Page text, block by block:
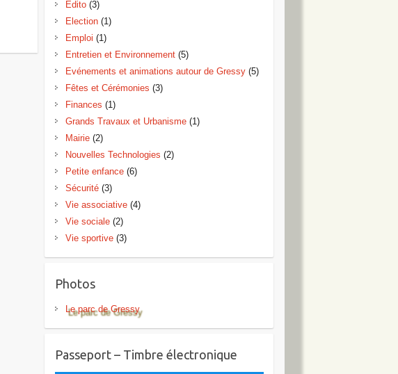
Edito (3)
Election (1)
Emploi (1)
Entretien et Environnement (5)
Evénements et animations autour de Gressy (5)
Fêtes et Cérémonies (3)
Finances (1)
Grands Travaux et Urbanisme (1)
Mairie (2)
Nouvelles Technologies (2)
Petite enfance (6)
Sécurité (3)
Vie associative (4)
Vie sociale (2)
Vie sportive (3)
Photos
Le parc de Gressy
Passeport – Timbre électronique